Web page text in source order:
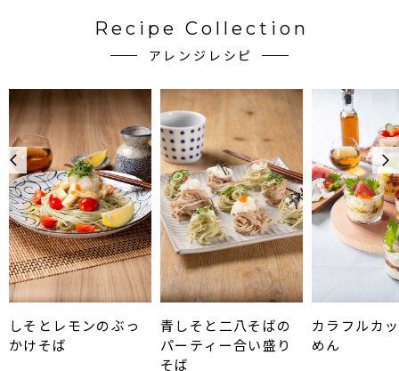
Recipe Collection
アレンジレシピ
しそとレモンのぶっ
かけそば
青しそと二八そばの
パーティー合い盛り
そば
カラフルカ
めん